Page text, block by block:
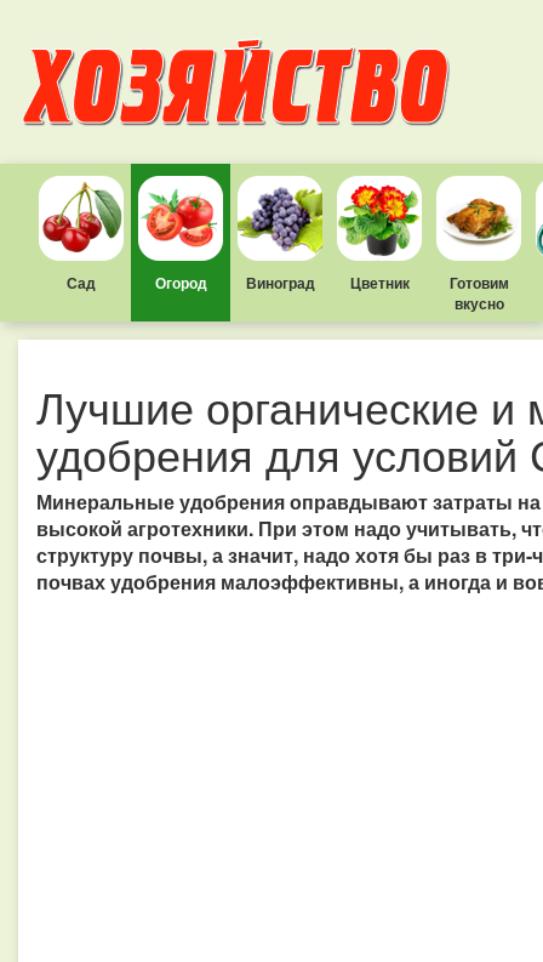
Сад Огород Виноград Цветник
Готовим
вкусно
Лучшие органические
удобрения для
Минеральные удобрения оправдывают затраты
высокой агротехники. При этом надо учитывать,
структуру почвы, а значит, надо хотя бы раз в
почвах удобрения малоэффективны, а иногда и